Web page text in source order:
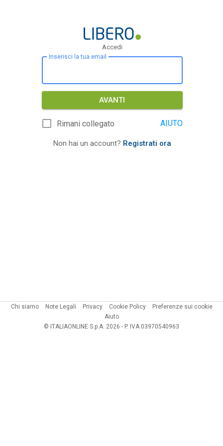
Accedi
Inserisci la tua email
AVANTI
Rimani collegato AIUTO
Non hai un account? Registrati ora
Chi siamo Note Legali Privacy Cookie Policy
Preferenze sui cookie
Aiuto
© ITALIAONLINE S.p.A. 2026 - P. IVA 03970540963